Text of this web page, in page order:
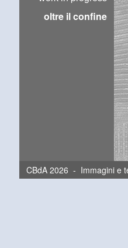
oltre il confine
CBdA 2026 - Immagini e